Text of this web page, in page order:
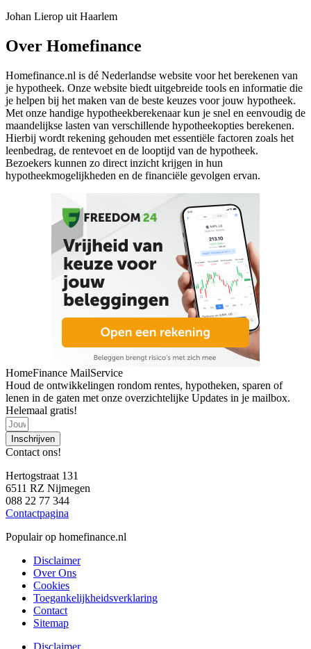
Johan Lierop uit Haarlem
Over Homefinance
Homefinance.nl is dé Nederlandse website voor het berekenen van
je hypotheek. Onze website biedt uitgebreide tools en informatie die
je helpen bij het maken van de beste keuzes voor jouw hypotheek.
Met onze handige hypotheekberekenaar kun je snel en eenvoudig de
maandelijkse lasten van verschillende hypotheekopties berekenen.
Hierbij wordt rekening gehouden met essentiële factoren zoals het
leenbedrag, de rentevoet en de looptijd van de hypotheek.
Bezoekers kunnen zo direct inzicht krijgen in hun
hypotheekmogelijkheden en de financiële gevolgen ervan.
HomeFinance MailService
Houd de ontwikkelingen rondom rentes, hypotheken, sparen of
lenen in de gaten met onze overzichtelijke Updates in je mailbox.
Helemaal gratis!
Inschrijven
Contact ons!
Hertogstraat 131
6511 RZ Nijmegen
088 22 77 344
Contactpagina
Populair op homefinance.nl
Disclaimer
Over Ons
Cookies
Toegankelijkheidsverklaring
Contact
Sitemap
Disclaimer